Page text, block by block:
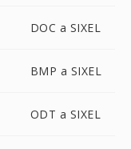
DOC a SIXEL
BMP a SIXEL
ODT a SIXEL